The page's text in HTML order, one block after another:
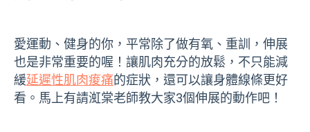
愛運動、健身的你，平常除了做有氧、重訓，伸展
也是非常重要的喔！讓肌肉充分的放鬆，不只能減
緩延遲性肌肉痠痛的症狀，還可以讓身體線條更好
看。馬上有請渱棠老師教大家3個伸展的動作吧！